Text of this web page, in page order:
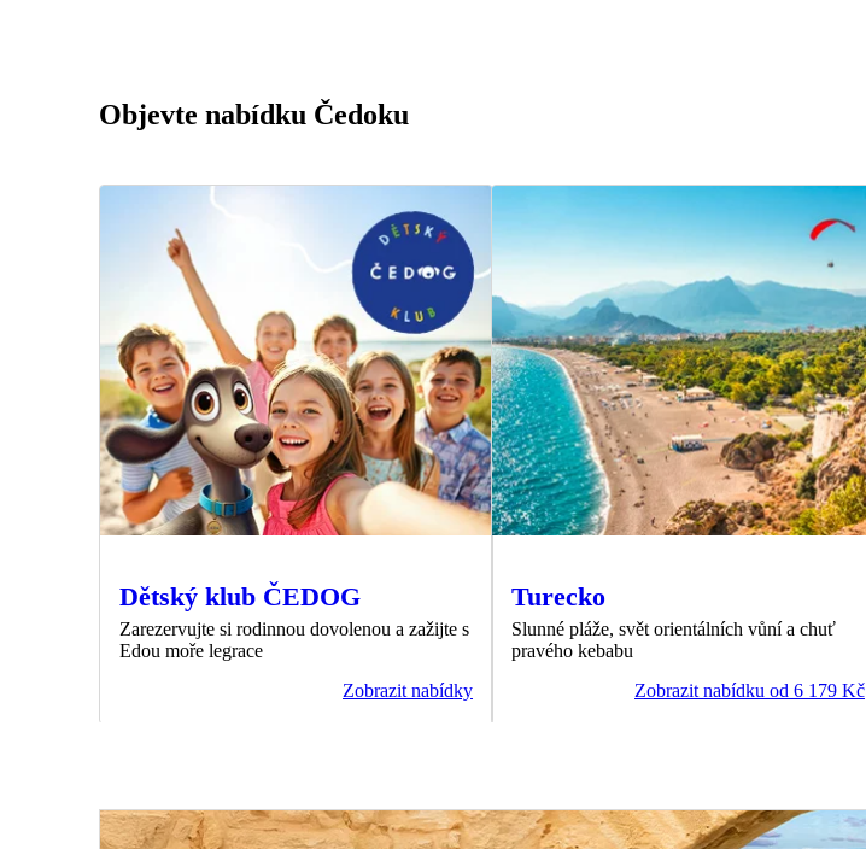
Objevte nabídku Čedoku
Dětský klub ČEDOG
Zarezervujte si rodinnou dovolenou a zažijte s
Edou moře legrace
Zobrazit nabídky
Turecko
Slunné pláže, svět orientálních vůní a chuť
pravého kebabu
Zobrazit nabídku od 6 179 Kč